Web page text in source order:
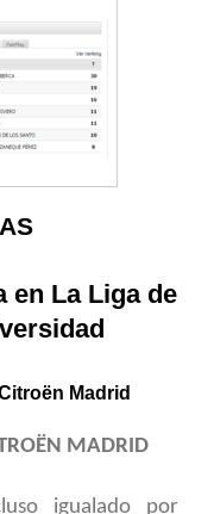
en La Liga de
Madrid
MADRID
igualado por